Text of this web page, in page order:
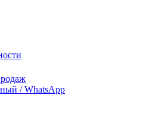
/ WhatsApp